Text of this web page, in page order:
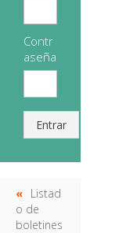
Contr
aseña
Entrar
Listad
o de
boletines